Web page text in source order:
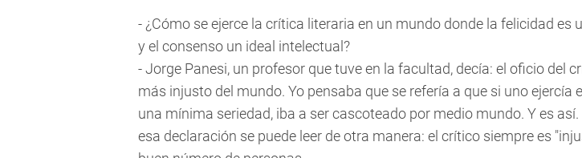
- ¿Cómo se ejerce la crítica literaria en un mundo donde la felicidad es
y el consenso un ideal intelectual?
- Jorge Panesi, un profesor que tuve en la facultad, decía: el oficio del
más injusto del mundo. Yo pensaba que se refería a que si uno ejercía
una mínima seriedad, iba a ser cascoteado por medio mundo. Y es así.
esa declaración se puede leer de otra manera: el crítico siempre es